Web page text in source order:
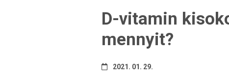
D-vitamin
mennyit?
2021. 01. 29.